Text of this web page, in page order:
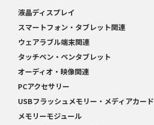
液晶ディスプレイ
スマートフォン・タブレット関連
ウェアラブル端末関連
タッチペン・ペンタブレット
オーディオ・映像関連
PCアクセサリー
USBフラッシュメモリー・メディアカード
メモリーモジュール